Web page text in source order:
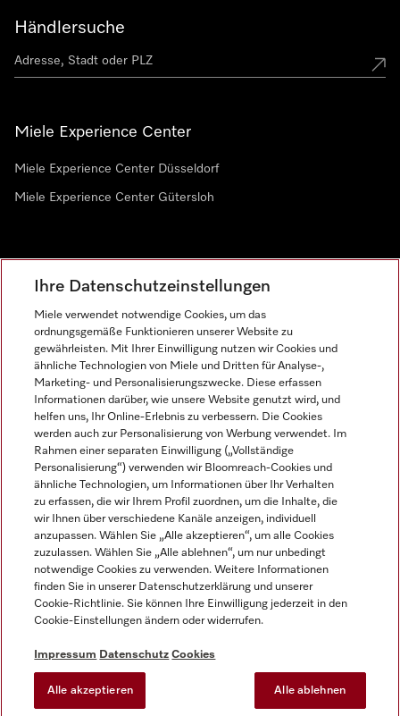
Händlersuche
Miele Experience Center
Miele Experience Center Düsseldorf
Miele Experience Center Gütersloh
AGB
Datenschutz
Nutzungsbedingungen
Barrierefreiheitserklärung
EU-Gesetzen über digitale Dienste
Cookie-Einstellungen
Miele auf Instagram
Miele auf Facebook
Miele auf Youtube
Ihre Datenschutzeinstellungen
Miele verwendet notwendige Cookies, um das
ordnungsgemäße Funktionieren unserer Website zu
gewährleisten. Mit Ihrer Einwilligung nutzen wir Cookies und
ähnliche Technologien von Miele und Dritten für Analyse-,
Marketing- und Personalisierungszwecke. Diese erfassen
Informationen darüber, wie unsere Website genutzt wird, und
helfen uns, Ihr Online-Erlebnis zu verbessern. Die Cookies
werden auch zur Personalisierung von Werbung verwendet. Im
Rahmen einer separaten Einwilligung („Vollständige
Personalisierung“) verwenden wir Bloomreach-Cookies und
ähnliche Technologien, um Informationen über Ihr Verhalten
zu erfassen, die wir Ihrem Profil zuordnen, um die Inhalte, die
wir Ihnen über verschiedene Kanäle anzeigen, individuell
anzupassen. Wählen Sie „Alle akzeptieren“, um alle Cookies
zuzulassen. Wählen Sie „Alle ablehnen“, um nur unbedingt
notwendige Cookies zu verwenden. Weitere Informationen
finden Sie in unserer Datenschutzerklärung und unserer
Cookie-Richtlinie. Sie können Ihre Einwilligung jederzeit in den
Cookie-Einstellungen ändern oder widerrufen.
Impressum Datenschutz Cookies
Alle akzeptieren Alle ablehnen